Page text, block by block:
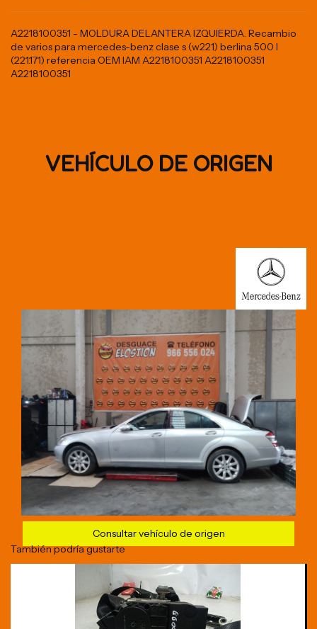
A2218100351 - MOLDURA DELANTERA IZQUIERDA. Recambio
de varios para mercedes-benz clase s (w221) berlina 500 l
(221.171) referencia OEM IAM A2218100351 A2218100351
A2218100351
VEHÍCULO DE ORIGEN
Consultar vehículo de origen
También podría gustarte